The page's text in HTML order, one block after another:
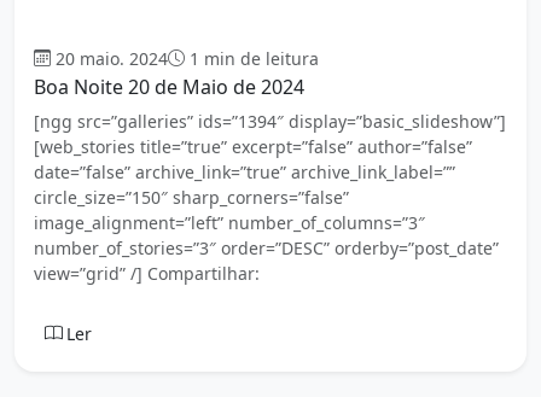
20 maio. 2024 1 min de leitura
Boa Noite 20 de Maio de 2024
[ngg src=”galleries” ids=”1394″ display=”basic_slideshow”]
[web_stories title=”true” excerpt=”false” author=”false”
date=”false” archive_link=”true” archive_link_label=””
circle_size=”150″ sharp_corners=”false”
image_alignment=”left” number_of_columns=”3″
number_of_stories=”3″ order=”DESC” orderby=”post_date”
view=”grid” /] Compartilhar:
Ler